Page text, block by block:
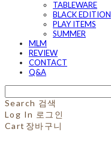
TABLEWARE
BLACK EDITION
PLAY ITEMS
SUMMER
MLM
REVIEW
CONTACT
Q&A
Search 검색
Log In 로그인
Cart 장바구니